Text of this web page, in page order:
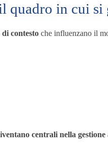
quadro in cui si
contesto che influenzano il
centrali nella gestione